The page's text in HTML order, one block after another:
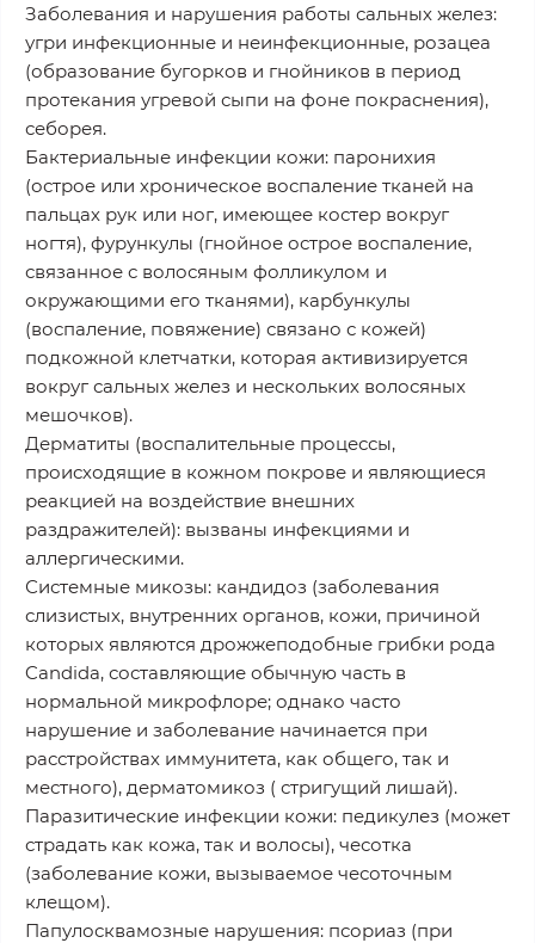
Заболевания и нарушения работы сальных желез:
угри инфекционные и неинфекционные, розацеа
(образование бугорков и гнойников в период
протекания угревой сыпи на фоне покраснения),
себорея.
Бактериальные инфекции кожи: паронихия
(острое или хроническое воспаление тканей на
пальцах рук или ног, имеющее костер вокруг
ногтя), фурункулы (гнойное острое воспаление,
связанное с волосяным фолликулом и
окружающими его тканями), карбункулы
(воспаление, повяжение) связано с кожей)
подкожной клетчатки, которая активизируется
вокруг сальных желез и нескольких волосяных
мешочков).
Дерматиты (воспалительные процессы,
происходящие в кожном покрове и являющиеся
реакцией на воздействие внешних
раздражителей): вызваны инфекциями и
аллергическими.
Системные микозы: кандидоз (заболевания
слизистых, внутренних органов, кожи, причиной
которых являются дрожжеподобные грибки рода
Candida, составляющие обычную часть в
нормальной микрофлоре; однако часто
нарушение и заболевание начинается при
расстройствах иммунитета, как общего, так и
местного), дерматомикоз ( стригущий лишай).
Паразитические инфекции кожи: педикулез (может
страдать как кожа, так и волосы), чесотка
(заболевание кожи, вызываемое чесоточным
клещом).
Папулосквамозные нарушения: псориаз (при